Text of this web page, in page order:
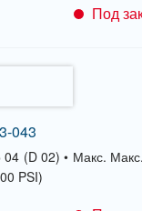
Под
043
(D 02) • Макс.
PSI)